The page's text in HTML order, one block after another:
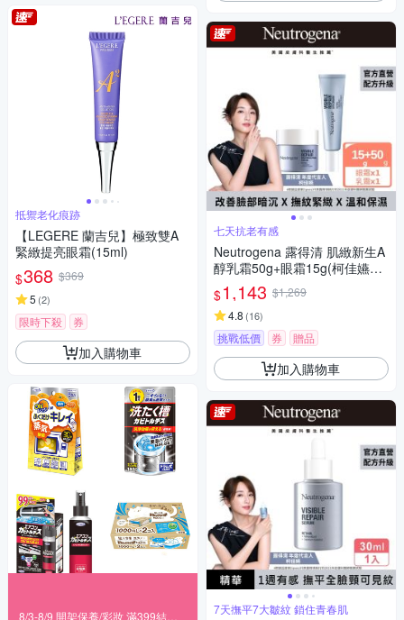
抵禦老化痕跡
【LEGERE 蘭吉兒】極致雙A
緊緻提亮眼霜(15ml)
$368 $369
5 (2)
限時下殺 券
加入購物車
七天抗老有感
Neutrogena 露得清 肌緻新生A
醇乳霜50g+眼霜15g(柯佳嬿代
言/抗老推薦)
$1,143 $1,269
4.8 (16)
挑戰低價 券 贈品
加入購物車
7天撫平7大皺紋 鎖住青春肌